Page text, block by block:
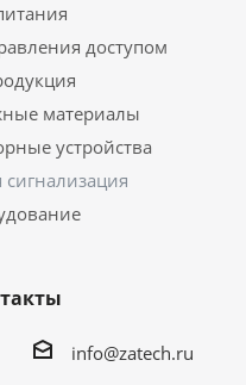
доступом
материалы
устройства
info@zatech.ru